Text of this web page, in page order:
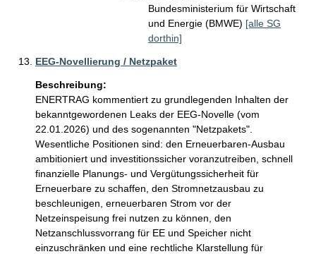
Bundesministerium für Wirtschaft
und Energie (BMWE) [alle SG
dorthin]
EEG-Novellierung / Netzpaket
Beschreibung:
ENERTRAG kommentiert zu grundlegenden Inhalten der
bekanntgewordenen Leaks der EEG-Novelle (vom
22.01.2026) und des sogenannten "Netzpakets".
Wesentliche Positionen sind: den Erneuerbaren-Ausbau
ambitioniert und investitionssicher voranzutreiben, schnell
finanzielle Planungs- und Vergütungssicherheit für
Erneuerbare zu schaffen, den Stromnetzausbau zu
beschleunigen, erneuerbaren Strom vor der
Netzeinspeisung frei nutzen zu können, den
Netzanschlussvorrang für EE und Speicher nicht
einzuschränken und eine rechtliche Klarstellung für